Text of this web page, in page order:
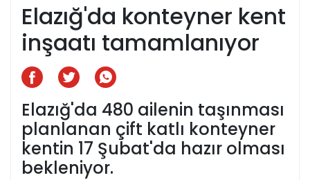
Elazığ'da konteyner kent
inşaatı tamamlanıyor
Elazığ'da 480 ailenin taşınması
planlanan çift katlı konteyner
kentin 17 Şubat'da hazır olması
bekleniyor.